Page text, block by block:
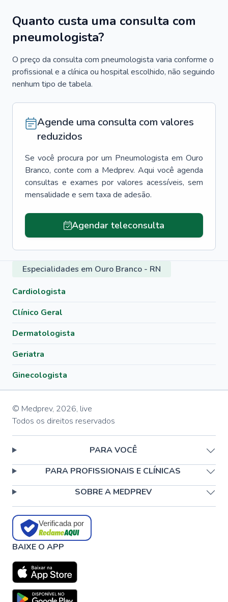
Quanto custa uma consulta com
pneumologista?
O preço da consulta com pneumologista varia conforme o
profissional e a clínica ou hospital escolhido, não seguindo
nenhum tipo de tabela.
Agende uma consulta com valores
reduzidos
Se você procura por um Pneumologista em Ouro
Branco, conte com a Medprev. Aqui você agenda
consultas e exames por valores acessíveis, sem
mensalidade e sem taxa de adesão.
Agendar teleconsulta
Especialidades em Ouro Branco - RN
Cardiologista
Clínico Geral
Dermatologista
Geriatra
Ginecologista
© Medprev, 2026, live
Todos os direitos reservados
PARA VOCÊ
PARA PROFISSIONAIS E CLÍNICAS
SOBRE A MEDPREV
Verificada por
BAIXE O APP